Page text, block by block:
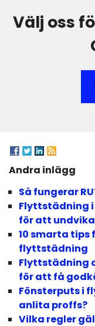
Välj oss
Andra inlägg
Så fungerar
Flyttstädning i
för att
10 smarta tips
flyttstädning
Flyttstädning
för att få
Fönsterputs i
anlita proffs?
Vilka regler